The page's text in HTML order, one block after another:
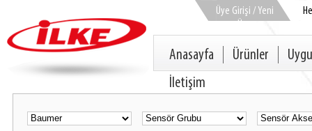
Üye Girişi / Yeni
Üye
Anasayfa Ürünler
İletişim